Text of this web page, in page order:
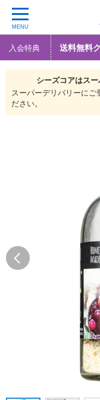
MENU
入会特典 送料無料
シーズコアはス
スーパーデリバリーにご
ださい。